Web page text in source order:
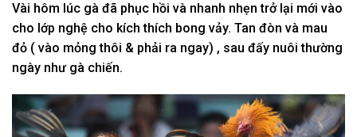
Vài hôm lúc gà đã phục hồi và nhanh nhẹn trở lại mới vào
cho lớp nghệ cho kích thích bong vảy. Tan đòn và mau
đỏ ( vào mỏng thôi & phải ra ngay) , sau đấy nuôithường
ngày như gà chiến.